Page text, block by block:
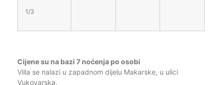
1/3
Cijene su na bazi 7 noćenja po osobi
Villa se nalazi u zapadnom dijelu Makarske, u ulici
Vukovarska.